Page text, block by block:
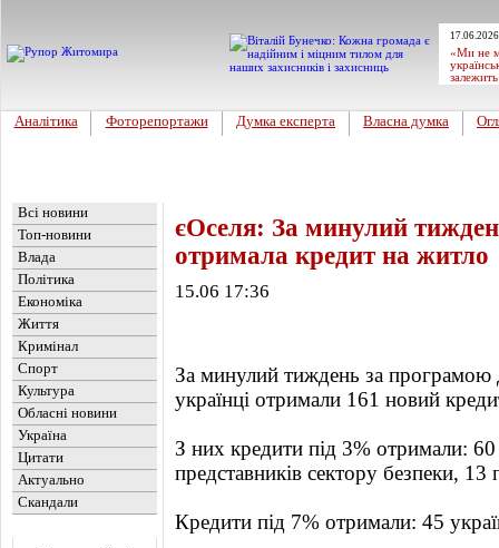
«Ми не
Аналітика Фоторепортажи Думка експерта Власна думка
Всі новини
Топ-новини
Влада
Політика
Економіка
Життя
Кримінал
Спорт
Культура
Обласні новини
Україна
Цитати
Актуально
Скандали
єОселя: За минулий
отримала кредит на житло
15.06 17:36
За минулий тиждень за програмою
українці отримали 161 новий
З них кредити під 3% отримали: 60
представників сектору безпеки, 13
Кредити під 7% отримали: 45